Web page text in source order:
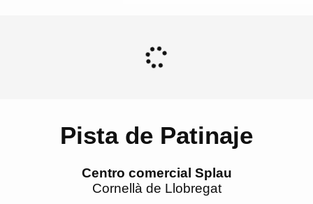
Pista de Patinaje
Centro comercial Splau
Cornellà de Llobregat